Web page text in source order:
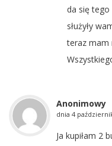
da się tego
służyły
teraz mam
Anonimowy
dnia 4
Ja kupiłam 2